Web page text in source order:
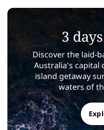
3
Discover the laid-
Australia's capital
island getaway
waters of